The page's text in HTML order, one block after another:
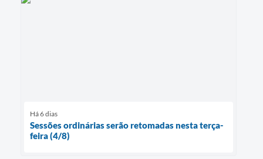
Há 6 dias
Sessões ordinárias serão retomadas nesta terça-
feira (4/8)